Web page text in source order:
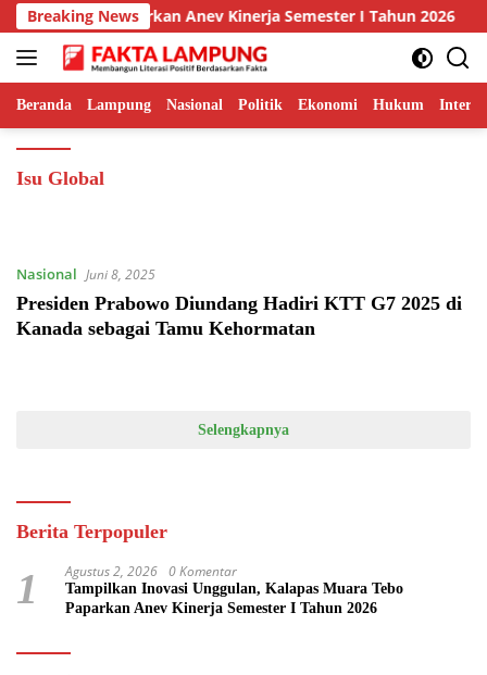
Langsung
ke
konten
Breaking News
Tebo Paparkan Anev Kinerja Semester I Tahun 2026
Beranda Lampung Nasional Politik Ekonomi Hukum
Isu Global
Nasional Juni 8, 2025
Presiden Prabowo Diundang Hadiri KTT G7 2025 di
Kanada sebagai Tamu Kehormatan
Selengkapnya
Berita Terpopuler
1 Agustus 2, 2026 0 Komentar
Tampilkan Inovasi Unggulan, Kalapas Muara Tebo
Paparkan Anev Kinerja Semester I Tahun 2026